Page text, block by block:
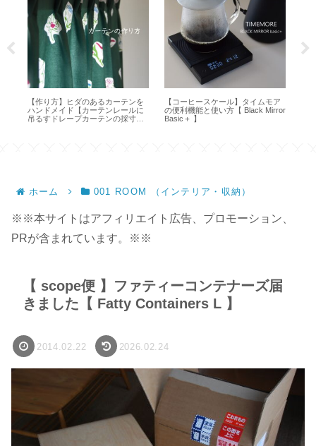
【作り方】ヒダのあるカーテンを
ハンドメイド【カーテンレールに
吊るすドレープカーテンの採寸・
【コーヒースケール】タイムモア
の便利機能と使い方【 Black Mirror
Basic＋ 】
ホーム 001 ROOM （インテリア・収納）
※※本サイトはアフィリエイト広告、プロモーション、
PRが含まれています。※※
【 scope便 】ファティーコンテナーズ届
きました【 Fatty Containers L 】
2014.02.22 2026.02.24